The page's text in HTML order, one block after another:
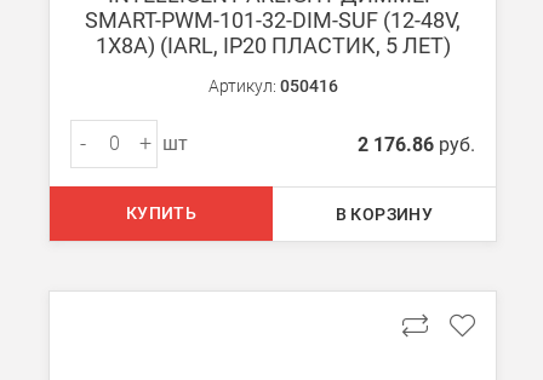
SMART-PWM-101-32-DIM-SUF (12-48V,
1X8A) (IARL, IP20 ПЛАСТИК, 5 ЛЕТ)
Артикул: 050416
- + шт 2 176.86 руб.
КУПИТЬ В КОРЗИНУ